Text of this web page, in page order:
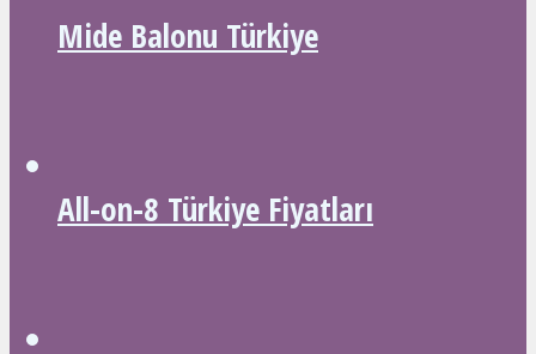
Mide Balonu Türkiye
All-on-8 Türkiye Fiyatları